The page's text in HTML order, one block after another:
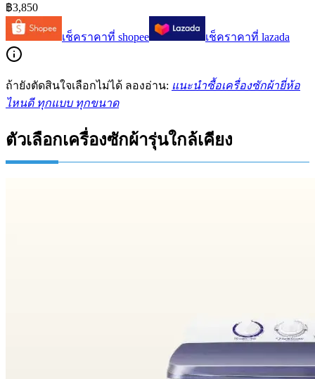
฿3,850
เช็คราคาที่ shopee เช็คราคาที่ lazada
ถ้ายังตัดสินใจเลือกไม่ได้ ลองอ่าน: แนะนำซื้อเครื่องซักผ้ายี่ห้อ
ไหนดี ทุกแบบ ทุกขนาด
ตัวเลือกเครื่องซักผ้ารุ่นใกล้เคียง